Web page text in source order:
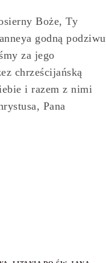
Boże, Ty
godną podziwu
za jego
chrześcijańską
i razem z nimi
Pana